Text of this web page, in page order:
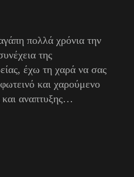
πολλά χρόνια την
της
έχω τη χαρά να σας
και χαρούμενο
αναπτυξης…